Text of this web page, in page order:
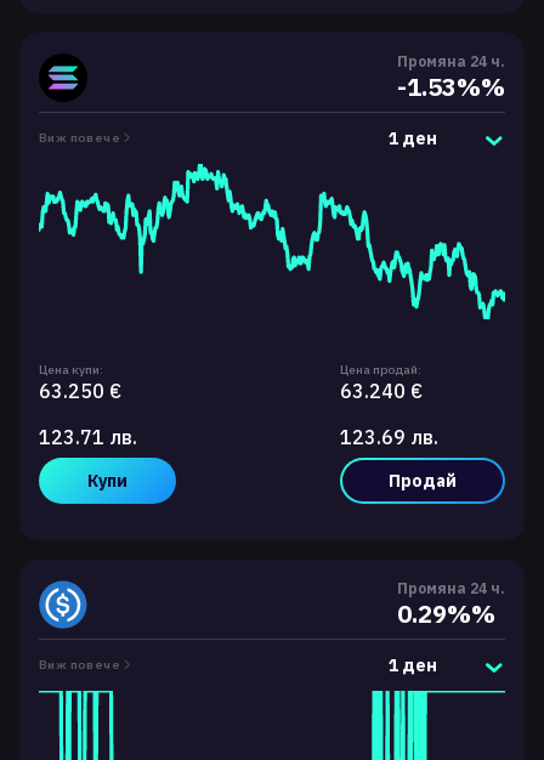
Промяна 24 ч.
-1.53%%
Виж повече 1 ден
Цена купи:
63.250 €
123.71 лв.
Купи
Цена продай:
63.240 €
123.69 лв.
Продай
Промяна 24 ч.
0.29%%
Виж повече 1 ден